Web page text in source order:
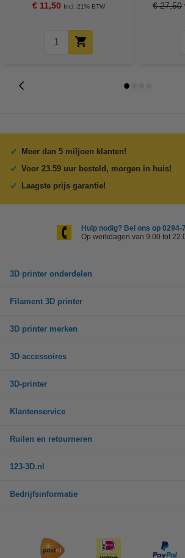
€ 11,50 Incl. 21% BTW € 27,50
Meer dan 5 miljoen klanten!
Voor 23.59 uur besteld, morgen in huis!
Laagste prijs garantie!
Hulp nodig? Bel ons op 0294-
Op werkdagen van 9.00 tot
3D printer onderdelen
Filament 3D printer
3D printer merken
3D accessoires
3D-printer
Klantenservice
Ruilen en retourneren
123-3D.nl
Bedrijfsinformatie